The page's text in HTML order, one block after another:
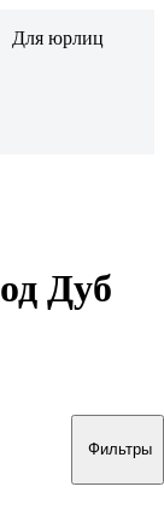
Для юрлиц
Дуб
Фильтры